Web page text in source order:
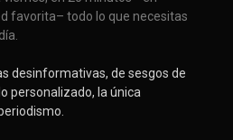
favorita– todo lo que necesitas
desinformativas, de sesgos de
personalizado, la única